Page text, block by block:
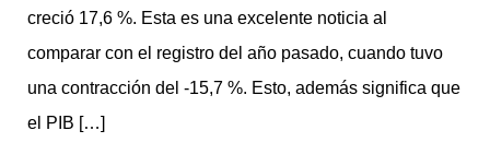
creció 17,6 %. Esta es una excelente noticia al
comparar con el registro del año pasado, cuando tuvo
una contracción del -15,7 %. Esto, además significa que
el PIB […]